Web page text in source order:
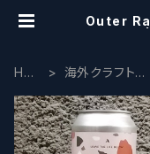
Outer
HO
海外クラフトビ